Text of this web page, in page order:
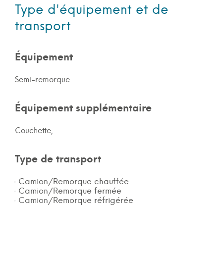
Type d'équipement et de
transport
Équipement
Semi-remorque
Équipement supplémentaire
Couchette,
Type de transport
Camion/Remorque chauffée
Camion/Remorque fermée
Camion/Remorque réfrigérée